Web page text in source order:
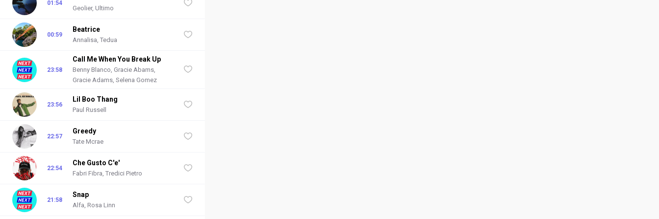
01:54
Geolier, Ultimo
00:59
Beatrice
Annalisa, Tedua
23:58
Call Me When You Break Up
Benny Blanco, Gracie Abams,
Gracie Adams, Selena Gomez
23:56
Lil Boo Thang
Paul Russell
22:57
Greedy
Tate Mcrae
22:54
Che Gusto C'e'
Fabri Fibra, Tredici Pietro
21:58
Snap
Alfa, Rosa Linn